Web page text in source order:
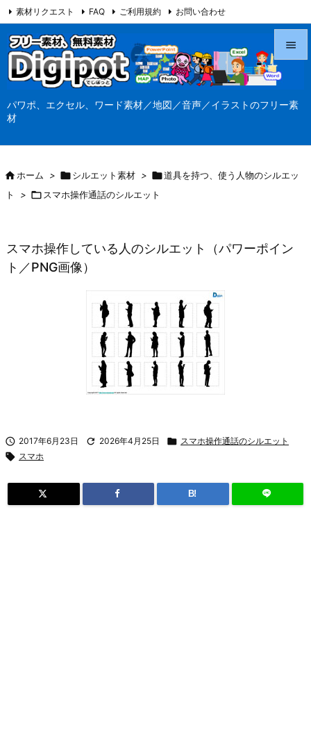
パワポ、エクセル、ワード素材／地図／音声／イラストのフリー素
材




素材リクエスト FAQ ご利用規約 お問い合わせ
当サイト（Digipot.net）について
ホーム > シルエット素材 > 道具を持つ、使う人物のシルエッ
ト
>  スマホ操作通話のシルエット
スマホ操作している人のシルエット（パワーポイン
ト／PNG画像）
 2017年6月23日  2026年4月25日  スマホ操作通話のシルエット
 スマホ
B!